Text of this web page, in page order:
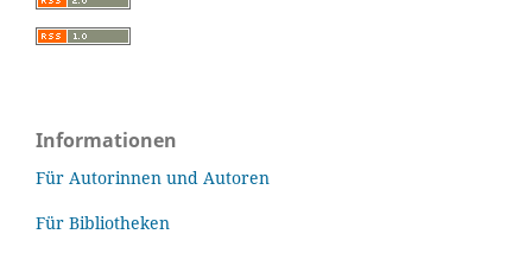
Informationen
Für Autorinnen und Autoren
Für Bibliotheken